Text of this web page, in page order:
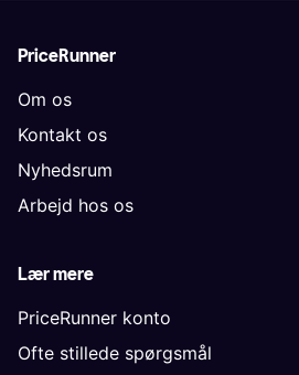
PriceRunner
Om os
Kontakt os
Nyhedsrum
Arbejd hos os
Lær mere
PriceRunner konto
Ofte stillede spørgsmål